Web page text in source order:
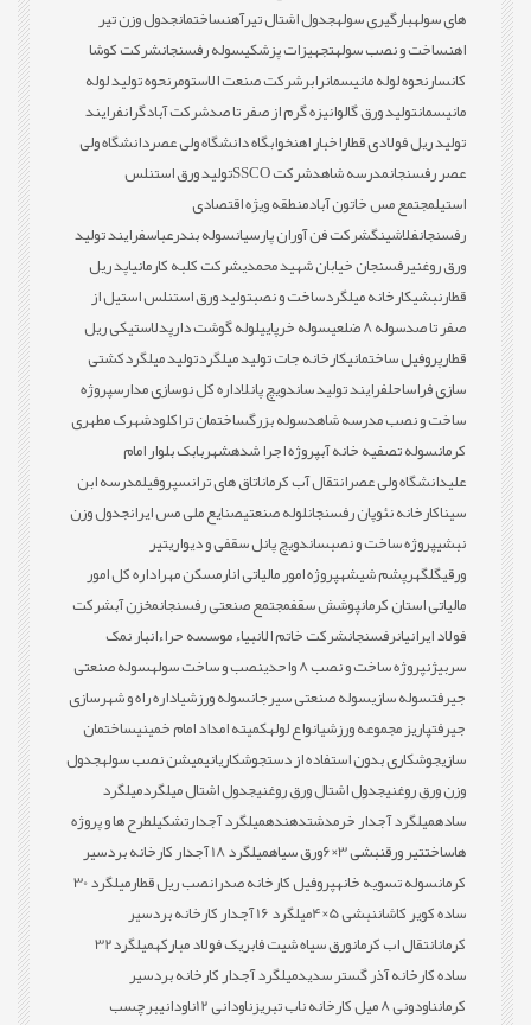
های سولهبارگیری سولهجدول اشتال تیرآهنساختمانجدول وزن تیر
اهنساخت و نصب سولهتجهیزات پزشکیسوله رفسنجانشرکت کوشا
کانسارنحوه لوله مانیسمانرابرشرکت صنعت الاستومرنحوه تولید لوله
مانیسمانتولید ورق گالوانیزه گرم از صفر تا صدشرکت آبادگرانفرایند
تولید ریل فولادی قطاراخبار اهنخوابگاه دانشگاه ولی عصردانشگاه ولی
عصر رفسنجانمدرسه شاهدشرکت SSCO
تولید ورق استنلس
استیلمجتمع مس خاتون آبادمنطقه ویژه اقتصادی
رفسنجانفلاشینگشرکت فن آوران پارسیانسوله بندرعباسفرایند تولید
ورق روغنیرفسنجان خیابان شهید محمدیشرکت کلبه کارمانیاپد ریل
قطارنبشیکارخانه میلگردساخت و نصبتولید ورق استنلس استیل از
صفر تا صدسوله 8 ضلعی سوله خرپاییلوله گوشت دارپدلاستیکی ریل
قطارپروفیل ساختمانیکارخانه جات تولید میلگردتولید میلگردکشتی
سازی فراساحلفرایند تولید ساندویچ پانلاداره کل نوسازی مدارسپروژه
ساخت و نصب مدرسه شاهدسوله بزرگساختمان تراکلودشهرک مطهری
کرمانسوله تصفیه خانه آبپروژه اجرا شدهشهربابک بلوار امام
علیدانشگاه ولی عصرانتقال آب کرماناتاق های ترانسپروفیلمدرسه ابن
سیناکارخانه نئوپان رفسنجانلوله صنعتیصنایع ملی مس ایرانجدول وزن
نبشیپروژه ساخت و نصبساندویچ پانل سقفی و دیواریتیر
ورقیگلگهرپشم شیشهپروژه امور مالیاتی انارمسکن مهراداره کل امور
مالیاتی استان کرمانپوشش سقفمجتمع صنعتی رفسنجانمخزن آبشرکت
فولاد ایرانیانرفسنجانشرکت خاتم الانبیاء موسسه حراءانبار نمک
سربیژنپروژه ساخت و نصب 8 واحدی نصب و ساخت سولهسوله صنعتی
جیرفتسوله سازیسوله صنعتی سیرجانسوله ورزشیاداره راه و شهرسازی
جیرفتپاریز مجموعه ورزشیانواع لولهکمیته امداد امام خمینیساختمان
سازیجوشکاری بدون استفاده از دستجوشکاریانیمیشن نصب سولهجدول
وزن ورق روغنیجدول اشتال ورق روغنیجدول اشتال میلگردمیلگرد
سادهمیلگرد آجدار خرمدشتدهندهمیلگرد آجدارتشکیلطرح ها و پروژه
هاساختتیر ورقنبشی 3×6 ورق سیاه
میلگرد 18 آجدار کارخانه بردسیر
کرمانسوله تسویه خانهپروفیل کارخانه صدرانصب ریل قطار
میلگرد 30
ساده کویر کاشاننبشی 5×4
میلگرد 16 آجدار کارخانه بردسیر
کرمانانتقال اب کرمانورق سیاه شیت فابریک فولاد مبارکه
میلگرد32
ساده کارخانه آذر گستر سدیدمیلگرد آجدار کارخانه بردسیر
کرمانناودونی 8 میل کارخانه ناب تبریز ناودانی 12 ناودانیبرچسب